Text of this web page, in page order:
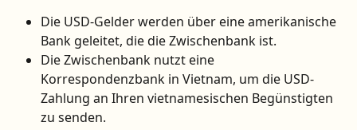
Die USD-Gelder werden über eine amerikanische
Bank geleitet, die die Zwischenbank ist.
Die Zwischenbank nutzt eine
Korrespondenzbank in Vietnam, um die USD-
Zahlung an Ihren vietnamesischen Begünstigten
zu senden.